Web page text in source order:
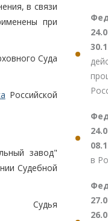
в связи
при
Суда
Российской
завод"
Судебной
Судья
в